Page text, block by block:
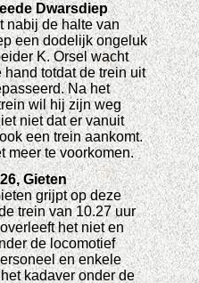
Dwarsdiep
nabij de halte van
een dodelijk ongeluk
K. Orsel wacht
hand totdat de trein uit
Na het
wil hij zijn weg
niet dat er vanuit
een trein aankomt.
meer te voorkomen.
Gieten
grijpt op deze
trein van 10.27 uur
het niet en
de locomotief
en enkele
kadaver onder de